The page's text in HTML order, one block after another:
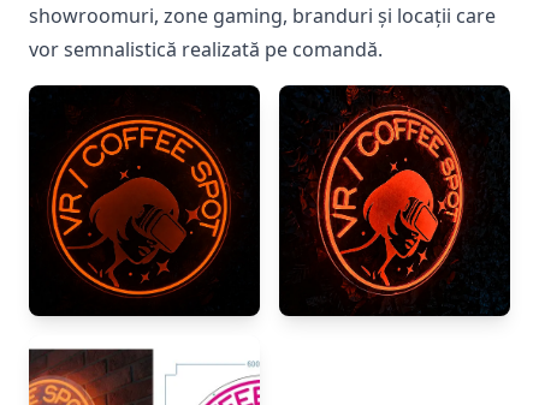
showroomuri, zone gaming, branduri și locații care
vor semnalistică realizată pe comandă.